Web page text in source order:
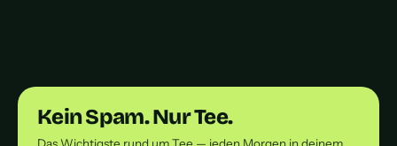
Kein Spam. Nur Tee.